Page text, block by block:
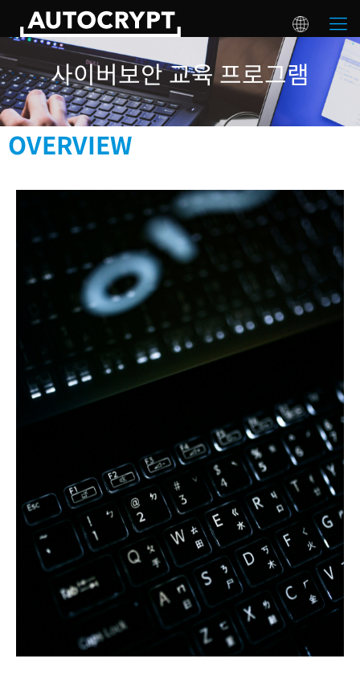
사이버보안 교육 프로그램
OVERVIEW